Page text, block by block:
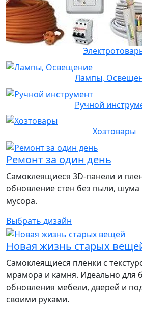
Лампы,
Ручной
Хозтовары
Ремонт за один день
Самоклеящиеся 3D-панели и
обновление стен без пыли, шума
мусора.
Выбрать дизайн
Новая жизнь старых
Самоклеящиеся пленки с
мрамора и камня. Идеально для
обновления мебели, дверей и
своими руками.